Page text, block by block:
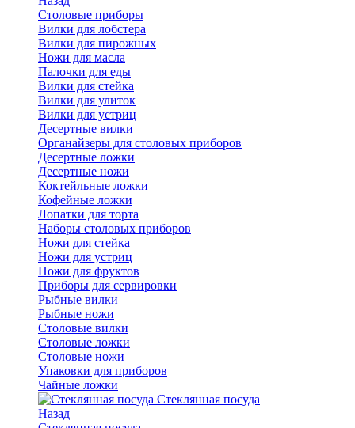
Cтоловые приборы
Вилки для лобстера
Вилки для пирожных
Ножи для масла
Палочки для еды
Вилки для стейка
Вилки для улиток
Вилки для устриц
Десертные вилки
Органайзеры для столовых приборов
Десертные ложки
Десертные ножи
Коктейльные ложки
Кофейные ложки
Лопатки для торта
Наборы столовых приборов
Ножи для стейка
Ножи для устриц
Ножи для фруктов
Приборы для сервировки
Рыбные вилки
Рыбные ножи
Столовые вилки
Столовые ложки
Столовые ножи
Упаковки для приборов
Чайные ложки
Стеклянная посуда
Назад